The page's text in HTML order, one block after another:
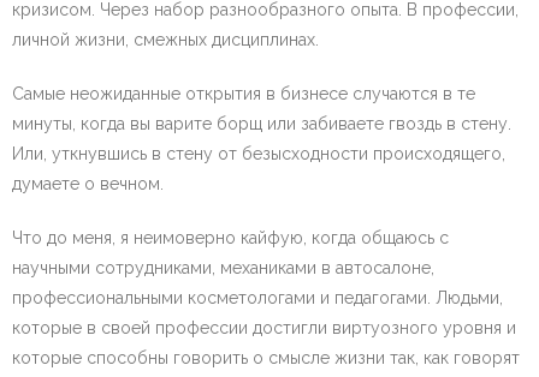
кризисом. Через набор разнообразного опыта. В профессии,
личной жизни, смежных дисциплинах.
Самые неожиданные открытия в бизнесе случаются в те
минуты, когда вы варите борщ или забиваете гвоздь в стену.
Или, уткнувшись в стену от безысходности происходящего,
думаете о вечном.
Что до меня, я неимоверно кайфую, когда общаюсь с
научными сотрудниками, механиками в автосалоне,
профессиональными косметологами и педагогами. Людьми,
которые в своей профессии достигли виртуозного уровня и
которые способны говорить о смысле жизни так, как говорят